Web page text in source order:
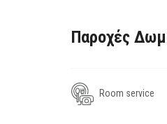
Παροχές
Room service